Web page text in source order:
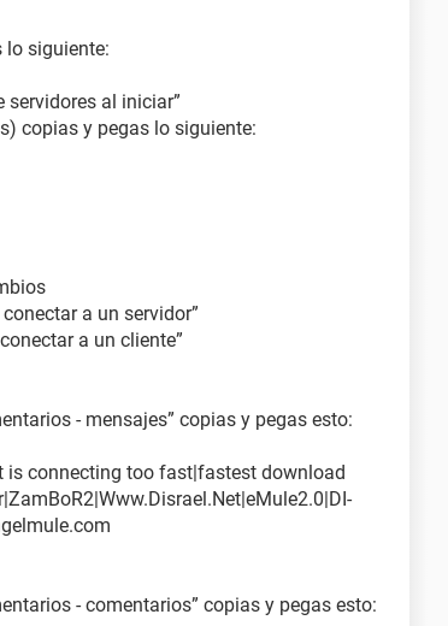
lo siguiente:
al iniciar”
copias y pegas lo siguiente:
a un servidor”
a un cliente”
- mensajes” copias y pegas esto:
is connecting too fast|fastest download
- comentarios” copias y pegas esto: